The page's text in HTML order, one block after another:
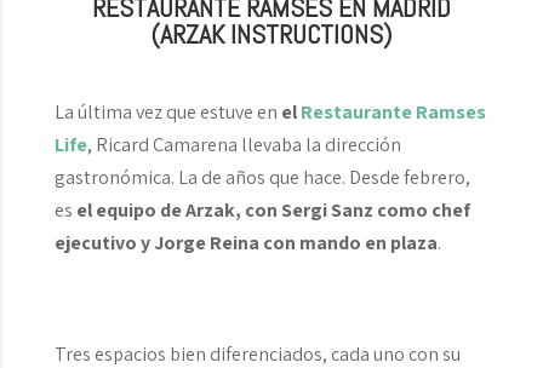
RESTAURANTE RAMSES EN MADRID
(ARZAK INSTRUCTIONS)
La última vez que estuve en elRestaurante Ramses
Life, Ricard Camarena llevaba la dirección
gastronómica. La de años que hace. Desde febrero,
es el equipo de Arzak, con Sergi Sanz como chef
ejecutivo y Jorge Reina con mando en plaza.
Tres espacios bien diferenciados, cada uno con su